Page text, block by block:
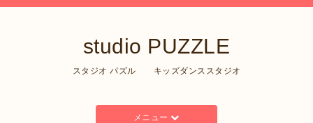
studio PUZZLE
スタジオ パズル キッズダンススタジオ
メニュー